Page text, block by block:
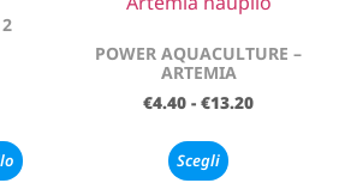
POWER AQUACULTURE –
ARTEMIA
€4.40 - €13.20
Scegli